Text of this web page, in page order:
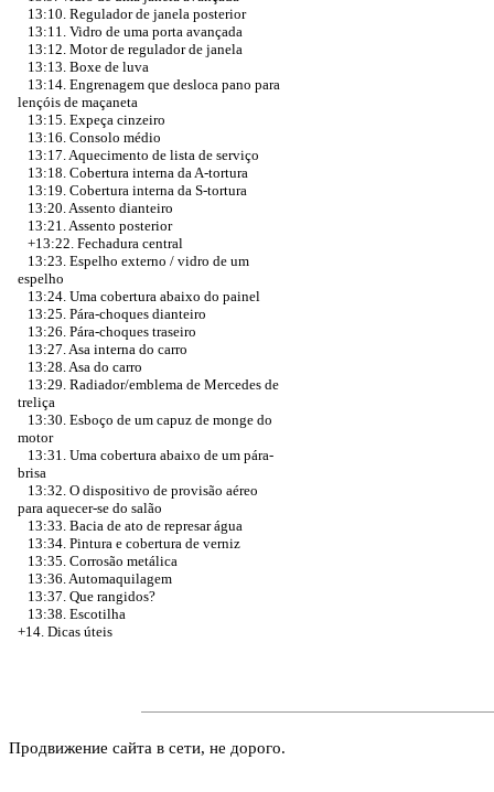
13:10. Regulador de janela posterior
13:11. Vidro de uma porta avançada
13:12. Motor de regulador de janela
13:13. Boxe de luva
13:14. Engrenagem que desloca pano para
lençóis de maçaneta
13:15. Expeça cinzeiro
13:16. Consolo médio
13:17. Aquecimento de lista de serviço
13:18. Cobertura interna da A-tortura
13:19. Cobertura interna da S-tortura
13:20. Assento dianteiro
13:21. Assento posterior
+13:22. Fechadura central
13:23. Espelho externo / vidro de um
espelho
13:24. Uma cobertura abaixo do painel
13:25. Pára-choques dianteiro
13:26. Pára-choques traseiro
13:27. Asa interna do carro
13:28. Asa do carro
13:29. Radiador/emblema de Mercedes de
treliça
13:30. Esboço de um capuz de monge do
motor
13:31. Uma cobertura abaixo de um pára-
brisa
13:32. O dispositivo de provisão aéreo
para aquecer-se do salão
13:33. Bacia de ato de represar água
13:34. Pintura e cobertura de verniz
13:35. Corrosão metálica
13:36. Automaquilagem
13:37. Que rangidos?
13:38. Escotilha
+14. Dicas úteis
Продвижение сайта в сети, не дорого.